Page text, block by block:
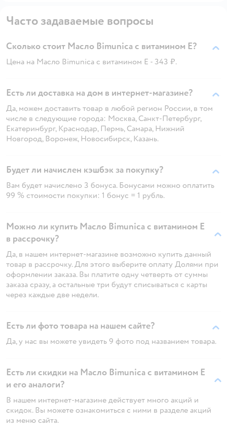
Часто задаваемые вопросы
Сколько стоит Масло Bimunica с витамином Е?
Цена на Масло Bimunica с витамином Е - 343 ₽.
Есть ли доставка на дом в интернет-магазине?
Да, можем доставить товар в любой регион России, в том
числе в следующие города: Москва, Санкт-Петербург,
Екатеринбург, Краснодар, Пермь, Самара, Нижний
Новгород, Воронеж, Новосибирск, Казань.
Будет ли начислен кэшбэк за покупку?
Вам будет начислено 3 бонуса. Бонусами можно оплатить
99 % стоимости покупки: 1 бонус = 1 рубль.
Можно ли купить Масло Bimunica с витамином Е
в рассрочку?
Да, в нашем интернет-магазине возможно купить данный
товар в рассрочку. Для этого выберите оплату Долями при
оформлении заказа. Вы платите одну четверть от суммы
заказа сразу, а остальные три будут списываться с карты
через каждые две недели.
Есть ли фото товара на нашем сайте?
Да, у нас вы можете увидеть 9 фото под названием товара.
Есть ли скидки на Масло Bimunica с витамином Е
и его аналоги?
В нашем интернет-магазине действует много акций и
скидок. Вы можете ознакомиться с ними в разделе акций
из меню сайта.